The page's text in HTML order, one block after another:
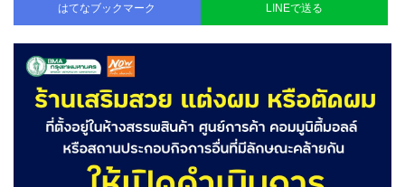
はてなブックマーク LINEで送る